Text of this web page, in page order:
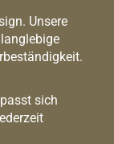
Unsere
sich